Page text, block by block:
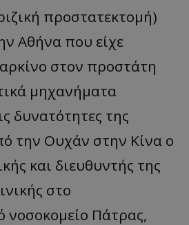
προστατεκτομή)
Αθήνα που είχε
στον προστάτη
μηχανήματα
δυνατότητες της
την Ουχάν στην Κίνα ο
και διευθυντής της
στο
νοσοκομείο Πάτρας,